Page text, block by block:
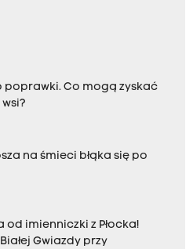
poprawki. Co mogą zyskać
na śmieci błąka się po
od imienniczki z Płocka!
Gwiazdy przy